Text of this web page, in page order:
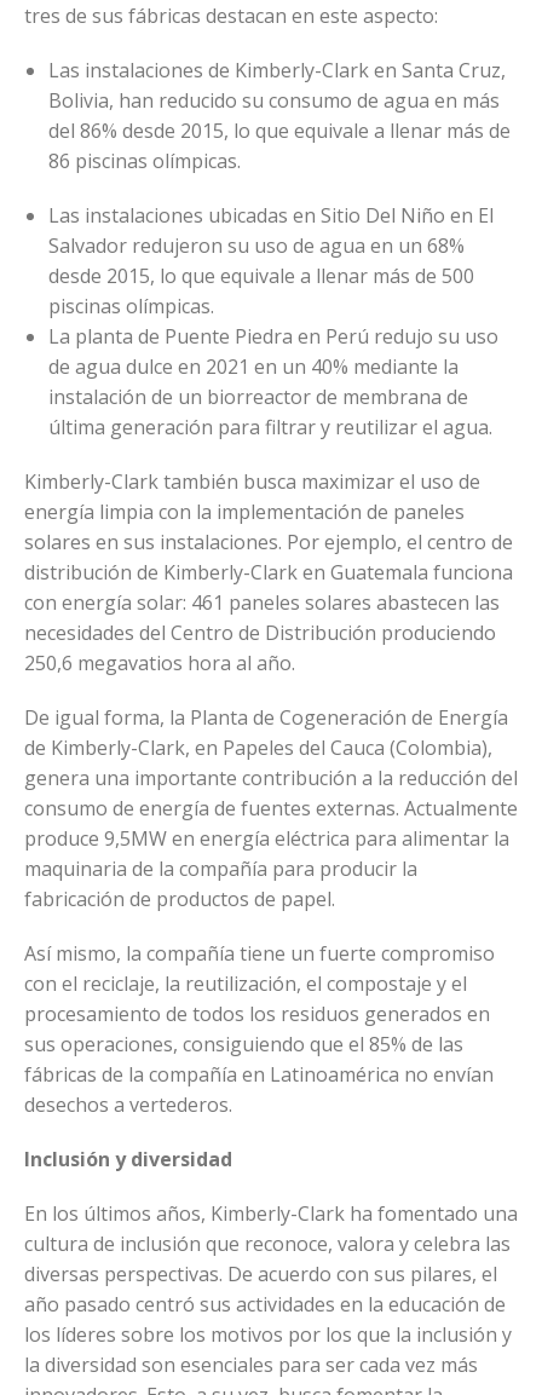
tres de sus fábricas destacan en este aspecto:
Las instalaciones de Kimberly-Clark en Santa Cruz,
Bolivia, han reducido su consumo de agua en más
del 86% desde 2015, lo que equivale a llenar más de
86 piscinas olímpicas.
Las instalaciones ubicadas en Sitio Del Niño en El
Salvador redujeron su uso de agua en un 68%
desde 2015, lo que equivale a llenar más de 500
piscinas olímpicas.
La planta de Puente Piedra en Perú redujo su uso
de agua dulce en 2021 en un 40% mediante la
instalación de un biorreactor de membrana de
última generación para filtrar y reutilizar el agua.
Kimberly-Clark también busca maximizar el uso de
energía limpia con la implementación de paneles
solares en sus instalaciones. Por ejemplo, el centro de
distribución de Kimberly-Clark en Guatemala funciona
con energía solar: 461 paneles solares abastecen las
necesidades del Centro de Distribución produciendo
250,6 megavatios hora al año.
De igual forma, la Planta de Cogeneración de Energía
de Kimberly-Clark, en Papeles del Cauca (Colombia),
genera una importante contribución a la reducción del
consumo de energía de fuentes externas. Actualmente
produce 9,5MW en energía eléctrica para alimentar la
maquinaria de la compañía para producir la
fabricación de productos de papel.
Así mismo, la compañía tiene un fuerte compromiso
con el reciclaje, la reutilización, el compostaje y el
procesamiento de todos los residuos generados en
sus operaciones, consiguiendo que el 85% de las
fábricas de la compañía en Latinoamérica no envían
desechos a vertederos.
Inclusión y diversidad
En los últimos años, Kimberly-Clark ha fomentado una
cultura de inclusión que reconoce, valora y celebra las
diversas perspectivas. De acuerdo con sus pilares, el
año pasado centró sus actividades en la educación de
los líderes sobre los motivos por los que la inclusión y
la diversidad son esenciales para ser cada vez más